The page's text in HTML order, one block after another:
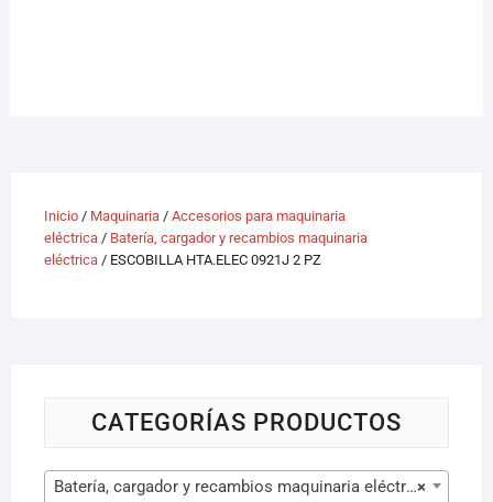
Inicio/ Maquinaria/ Accesorios para maquinaria
eléctrica/ Batería, cargador y recambios maquinaria
eléctrica/ ESCOBILLA HTA.ELEC 0921J 2 PZ
CATEGORÍAS PRODUCTOS
×
Batería, cargador y recambios maquinaria eléctrica (105)